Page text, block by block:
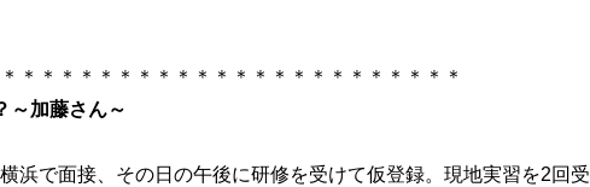
＊＊＊＊＊＊＊＊＊＊＊＊＊＊＊＊＊＊＊＊＊＊＊
～加藤さん～
浜で面接、その日の午後に研修を受けて仮登録。現地実習を2回受